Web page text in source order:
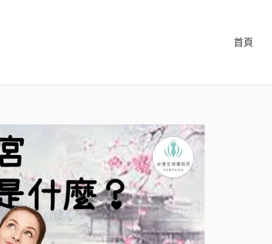
首頁